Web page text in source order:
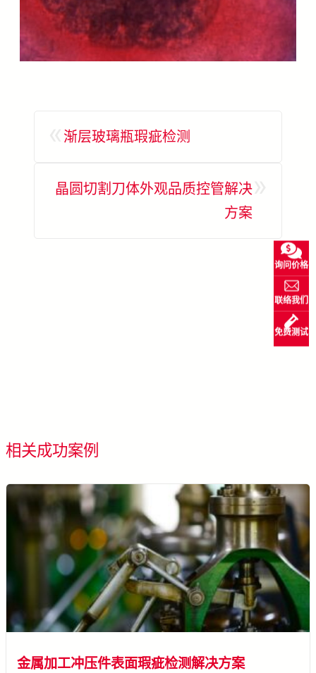
渐层玻璃瓶瑕疵检测
晶圆切割刀体外观品质控管解决
方案
相关成功案例
金属加工冲压件表面瑕疵检测解决方案
询问价格
联络我们
免费测试